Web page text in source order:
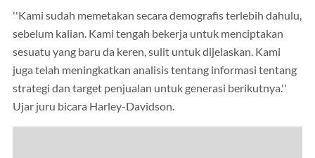
''Kami sudah memetakan secara demografis terlebih dahulu,
sebelum kalian. Kami tengah bekerja untuk menciptakan
sesuatu yang baru da keren, sulit untuk dijelaskan. Kami
juga telah meningkatkan analisis tentang informasi tentang
strategi dan target penjualan untuk generasi berikutnya.''
Ujar juru bicara Harley-Davidson.